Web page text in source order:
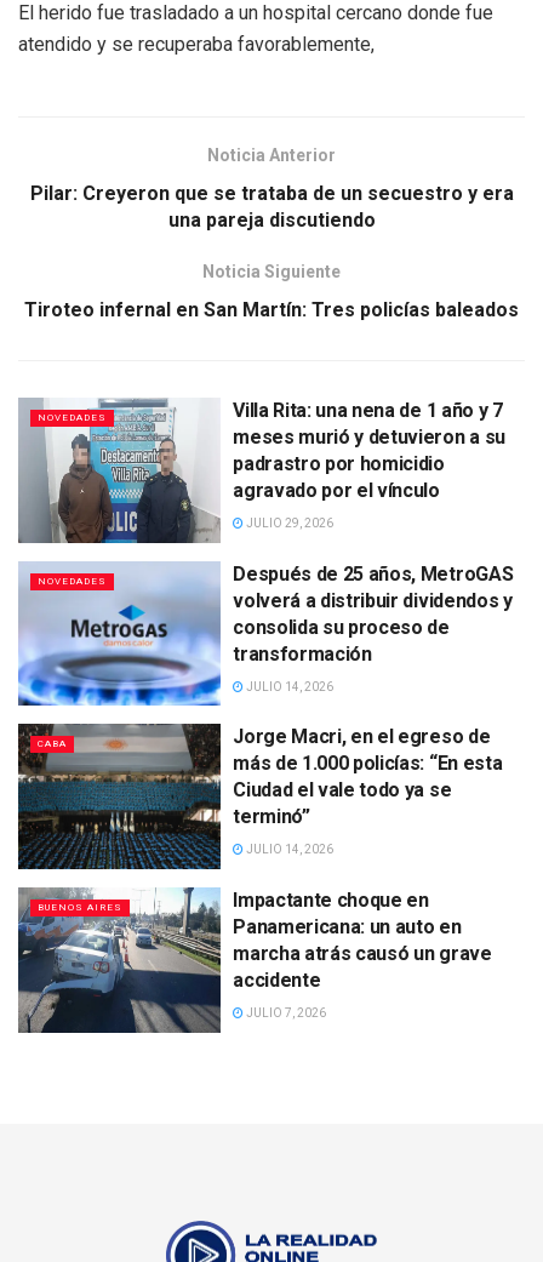
El herido fue trasladado a un hospital cercano donde fue
atendido y se recuperaba favorablemente,
Noticia Anterior
Pilar: Creyeron que se trataba de un secuestro y era
una pareja discutiendo
Noticia Siguiente
Tiroteo infernal en San Martín: Tres policías baleados
NOVEDADES
Villa Rita: una nena de 1 año y 7
meses murió y detuvieron a su
padrastro por homicidio
agravado por el vínculo
JULIO 29, 2026
NOVEDADES
Después de 25 años, MetroGAS
volverá a distribuir dividendos y
consolida su proceso de
transformación
JULIO 14, 2026
CABA
Jorge Macri, en el egreso de
más de 1.000 policías: “En esta
Ciudad el vale todo ya se
terminó”
JULIO 14, 2026
BUENOS AIRES
Impactante choque en
Panamericana: un auto en
marcha atrás causó un grave
accidente
JULIO 7, 2026